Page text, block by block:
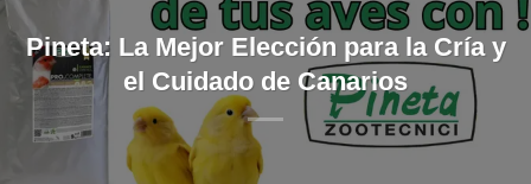
Pineta: La Mejor Elección para la Cría y
el Cuidado de Canarios